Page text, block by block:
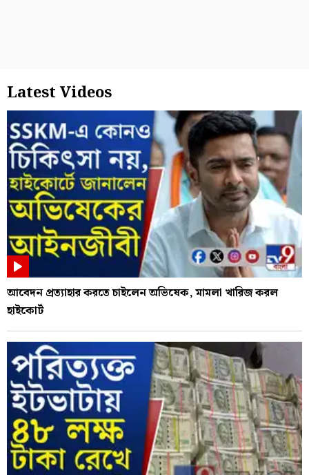
Latest Videos
আবেদন প্রত্যাহার করতে চাইলেন অভিষেক, মামলা খারিজ করল
হাইকোর্ট